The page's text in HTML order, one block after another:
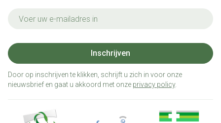
Inschrijven
Door op inschrijven te klikken, schrijft u zich in voor onze
nieuwsbrief en gaat u akkoord met onze privacy policy.